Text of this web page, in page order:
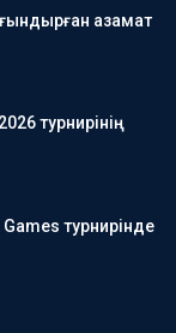
азамат
турнирінің
турнирінде